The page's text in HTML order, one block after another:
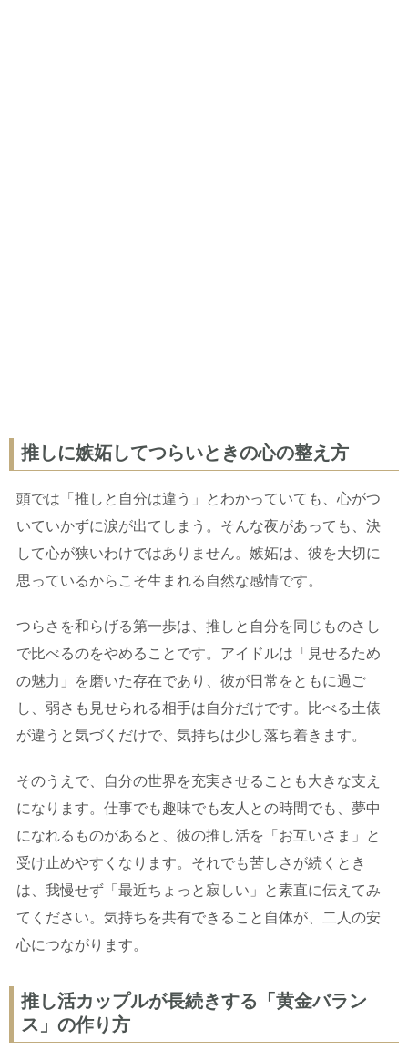
推しに嫉妬してつらいときの心の整え方
頭では「推しと自分は違う」とわかっていても、心がつ
いていかずに涙が出てしまう。そんな夜があっても、決
して心が狭いわけではありません。嫉妬は、彼を大切に
思っているからこそ生まれる自然な感情です。
つらさを和らげる第一歩は、推しと自分を同じものさし
で比べるのをやめることです。アイドルは「見せるため
の魅力」を磨いた存在であり、彼が日常をともに過ご
し、弱さも見せられる相手は自分だけです。比べる土俵
が違うと気づくだけで、気持ちは少し落ち着きます。
そのうえで、自分の世界を充実させることも大きな支え
になります。仕事でも趣味でも友人との時間でも、夢中
になれるものがあると、彼の推し活を「お互いさま」と
受け止めやすくなります。それでも苦しさが続くとき
は、我慢せず「最近ちょっと寂しい」と素直に伝えてみ
てください。気持ちを共有できること自体が、二人の安
心につながります。
推し活カップルが長続きする「黄金バラン
ス」の作り方